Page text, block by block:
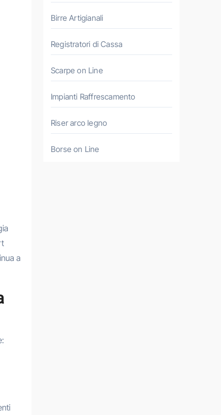
a
Birre Artigianali
Registratori di Cassa
Scarpe on Line
Impianti Raffrescamento
Riser arco legno
Borse on Line